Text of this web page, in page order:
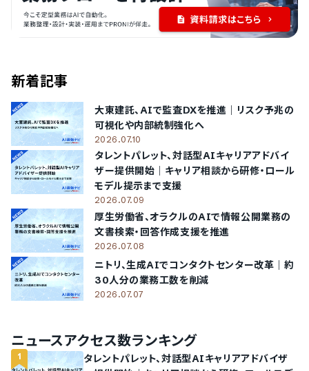
新着記事
大東建託、AIで監査DXを推進｜リスク予兆の
可視化や内部統制強化へ
2026.07.10
タレントパレット、対話型AIキャリアアドバイ
ザー提供開始｜キャリア相談から研修・ロール
モデル提示まで支援
2026.07.09
厚生労働省、オラクルのAIで情報公開業務の
文書検索・回答作成支援を推進
2026.07.08
ニトリ、生成AIでコンタクトセンター改革｜約
30人分の業務工数を削減
2026.07.07
ニュースアクセス数ランキング
1
タレントパレット、対話型AIキャリアアドバイザ